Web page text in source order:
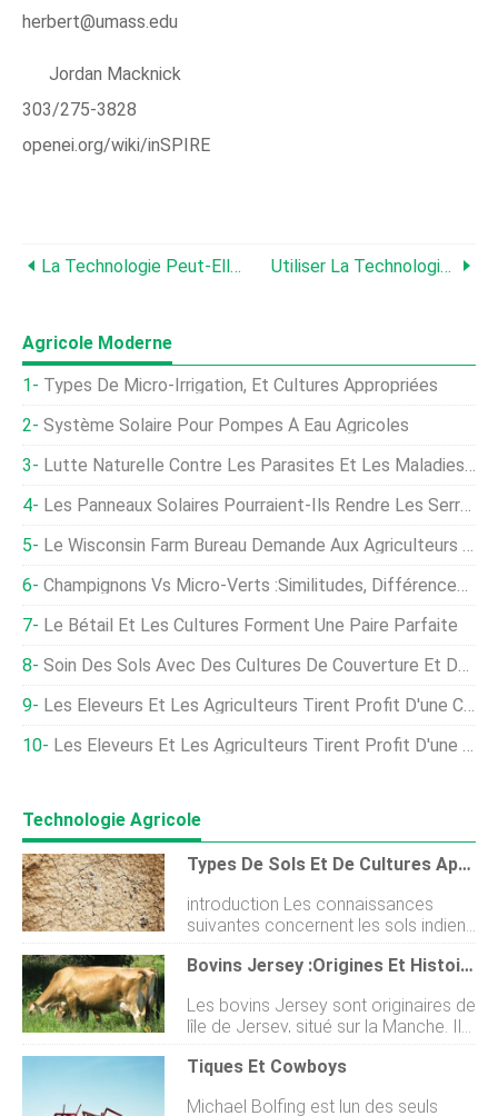
herbert@umass.edu
Jordan Macknick
303/275-3828
openei.org/wiki/inSPIRE
La Technologie Peut-Elle Conserver Notre Bacon En Tant Que Tartinade AFS ? Utiliser La Technologie Pour Améliorer La Gestion Des Cultures
Agricole Moderne
Types De Micro-Irrigation, Et Cultures Appropriées
Système Solaire Pour Pompes À Eau Agricoles
Lutte Naturelle Contre Les Parasites Et Les Maladies Dans Les Cultures Agricoles
Les Panneaux Solaires Pourraient-Ils Rendre Les Serres Énergétiquement Neutres ?
Le Wisconsin Farm Bureau Demande Aux Agriculteurs Et Aux Automobilistes De Travailler Ensemble Pour Assurer La Sécurité Des Routes
Champignons Vs Micro-Verts :similitudes, Différences Et Comment Ils Peuvent Fonctionner Ensemble
Le Bétail Et Les Cultures Forment Une Paire Parfaite
Soin Des Sols Avec Des Cultures De Couverture Et Du Bétail
Les Éleveurs Et Les Agriculteurs Tirent Profit D'une Collaboration – 2e Partie
Les Éleveurs Et Les Agriculteurs Tirent Profit D'une Collaboration – Partie 1
Technologie Agricole
Types De Sols Et De Cultures Appropriés Cultivés En Inde
introduction Les connaissances
suivantes concernent les sols indiens
et leurs types. Il décrit également les
cultures appropriées pour divers
ces sols. Quest-ce que le sol ? Le sol
peut être décrit comme la couche
ultime de la croûte terrestre qui joue
un rôle important dans la croissance
de la nourriture et des arbres. Il
Bovins Jersey :Origines Et Histoire
Les bovins Jersey sont originaires de
lîle de Jersey, situé sur la Manche. Il
ny a aucune assurance quant à
lendroit où se trouvaient les races
plus probables de cette race sont le
Tiques Et Cowboys
Michael Bolfing est lun des seuls